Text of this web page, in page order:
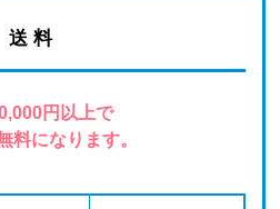
送 料
円以上で
料になります。